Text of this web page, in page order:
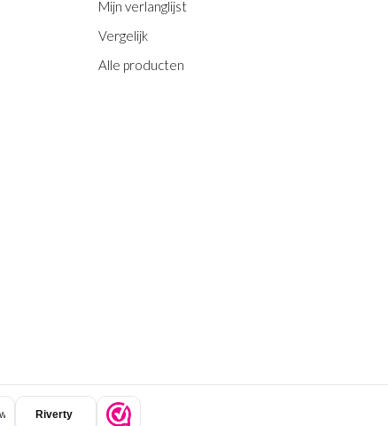
Mijn verlanglijst
Vergelijk
Alle producten
Riverty